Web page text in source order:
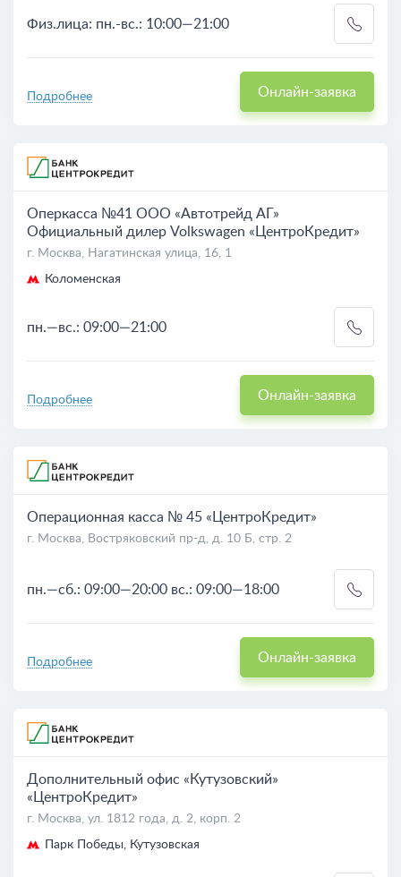
Физ.лица: пн.-вс.: 10:00—21:00
Подробнее Онлайн-заявка
Оперкасса №41 ООО «Автотрейд АГ»
Официальный дилер Volkswagen «ЦентроКредит»
г. Москва, Нагатинская улица, 16, 1
Коломенская
пн.—вс.: 09:00—21:00
Подробнее Онлайн-заявка
Операционная касса № 45 «ЦентроКредит»
г. Москва, Востряковский пр-д, д. 10 Б, стр. 2
пн.—сб.: 09:00—20:00 вс.: 09:00—18:00
Подробнее Онлайн-заявка
Дополнительный офис «Кутузовский»
«ЦентроКредит»
г. Москва, ул. 1812 года, д. 2, корп. 2
Парк Победы, Кутузовская